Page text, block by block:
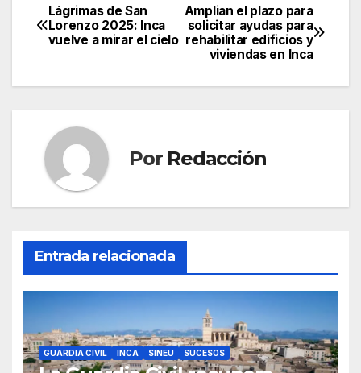
c
e
o
o
k
itt
er
ail at
s
p
e
gr
m
m
p
ar
tir
Navegación
de
entradas
Amplian el plazo para
solicitar ayudas para
rehabilitar edificios y
viviendas en Inca
Lágrimas de San
Lorenzo 2025: Inca
vuelve a mirar el cielo
Por Redacción
Entrada relacionada
GUARDIA CIVIL INCA SINEU SUCESOS